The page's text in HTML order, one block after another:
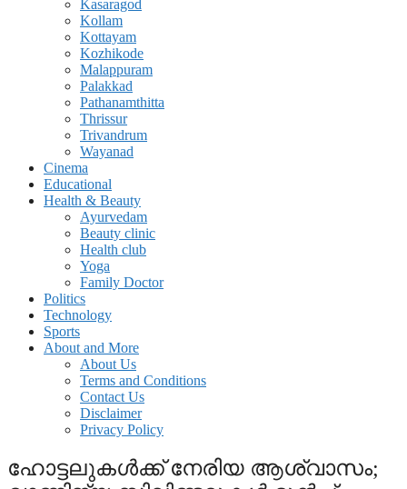
Kasaragod
Kollam
Kottayam
Kozhikode
Malappuram
Palakkad
Pathanamthitta
Thrissur
Trivandrum
Wayanad
Cinema
Educational
Health & Beauty
Ayurvedam
Beauty clinic
Health club
Yoga
Family Doctor
Politics
Technology
Sports
About and More
About Us
Terms and Conditions
Contact Us
Disclaimer
Privacy Policy
ഹോട്ടലുകള്‍ക്ക് നേരിയ ആശ്വാസം;